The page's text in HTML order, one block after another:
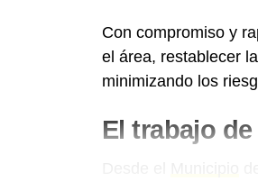
Con compromiso y
el área, restablecer
minimizando los
El trabajo